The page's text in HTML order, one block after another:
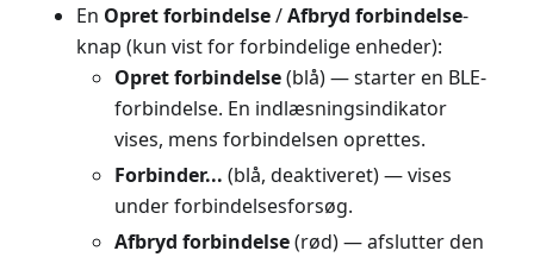
En Opret forbindelse/Afbryd forbindelse-
knap (kun vist for forbindelige enheder):
Opret forbindelse(blå) — starter en BLE-
forbindelse. En indlæsningsindikator
vises, mens forbindelsen oprettes.
Forbinder... (blå, deaktiveret) — vises
under forbindelsesforsøg.
Afbryd forbindelse(rød) — afslutter den